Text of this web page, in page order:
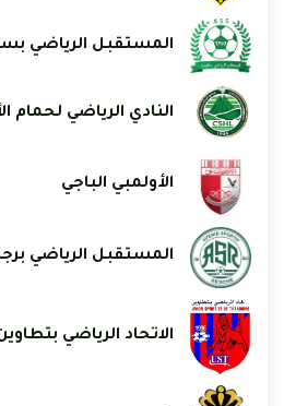
المستقبل الرياضي بسليمان
النادي الرياضي لحمام الأنف
الأولمبي الباجي
المستقبل الرياضي برجيش
الاتحاد الرياضي بتطاوين